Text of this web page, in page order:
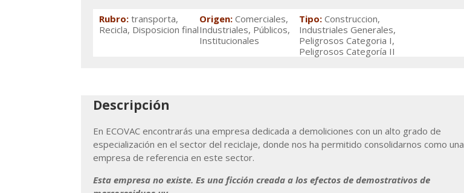
Rubro:transporta,
Recicla, Disposicion final
Origen: Comerciales,
Industriales, Públicos,
Institucionales
Tipo: Construccion,
Industriales Generales,
Peligrosos Categoria I,
Peligrosos Categoría II
Descripción
En ECOVAC encontrarás una empresa dedicada a demoliciones con un alto grado de
especialización en el sector del reciclaje, donde nos ha permitido consolidarnos como una
empresa de referencia en este sector.
Esta empresa no existe. Es una ficción creada a los efectos de demostrativos de